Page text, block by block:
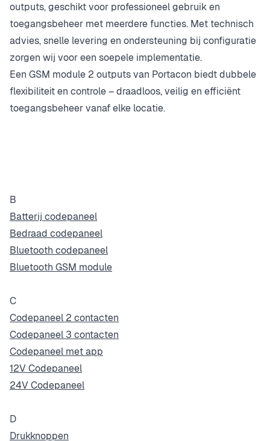
outputs, geschikt voor professioneel gebruik en
toegangsbeheer met meerdere functies. Met technisch
advies, snelle levering en ondersteuning bij configuratie
zorgen wij voor een soepele implementatie.
Een GSM module 2 outputs van Portacon biedt dubbele
flexibiliteit en controle – draadloos, veilig en efficiënt
toegangsbeheer vanaf elke locatie.
B
Batterij codepaneel
Bedraad codepaneel
Bluetooth codepaneel
Bluetooth GSM module
C
Codepaneel 2 contacten
Codepaneel 3 contacten
Codepaneel met app
12V Codepaneel
24V Codepaneel
D
Drukknoppen